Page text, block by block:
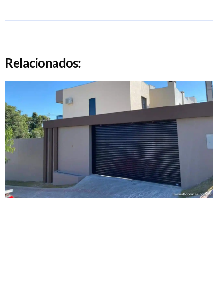
Relacionados: